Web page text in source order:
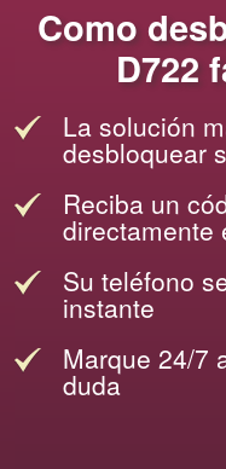
Como
D722
La solución
desbloquear
Reciba un
directamente
Su teléfono
instante
Marque 24/7
duda